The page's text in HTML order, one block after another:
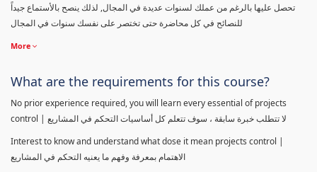
تحصل عليها بالرغم من عملك لسنوات عديدة في المجال, لذلك ينصح بالأستماع جيداً
للنصائح في كل محاضرة حتى تختصر على نفسك سنوات في المجال
More
What are the requirements for this course?
No prior experience required, you will learn every essential of projects
control | لا تتطلب خبرة سابقة ، سوف تتعلم كل أساسيات التحكم في المشاريع
Interest to know and understand what dose it mean projects control |
الاهتمام بمعرفة وفهم ما يعنيه التحكم في المشاريع